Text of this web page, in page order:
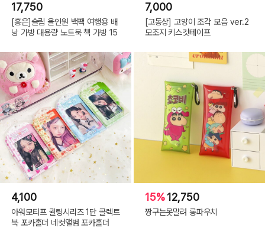
17,750
[홍은]슬림 올인원 백팩 여행용 배
낭 가방 대용량 노트북 책 가방 15
7,000
[고동상] 고양이 조각 모음 ver.2
모조지 키스컷테이프
4,100
아워모티프 퀼팅시리즈 1단 콜렉트
북 포카홀더 네컷앨범 포카홀더
15%12,750
짱구는못말려 롱파우치